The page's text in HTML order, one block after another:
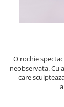
O rochie
neobservata. Cu
care